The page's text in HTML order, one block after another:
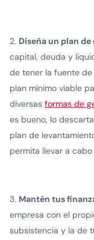
Diseña un plan
capital, deuda y
de tener la fuente
plan mínimo viable
diversas formas de
es bueno, lo
plan de
permita llevar a
Mantén tus
empresa con el
subsistencia y la de